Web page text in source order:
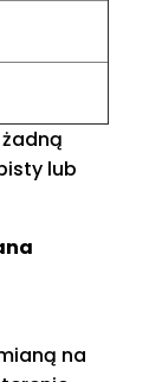
lub
na